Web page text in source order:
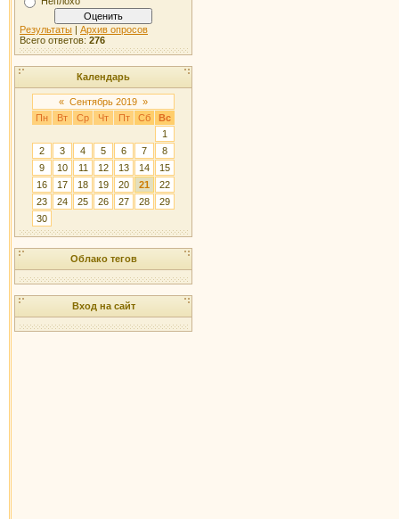
Результаты | Архив опросов
Всего ответов: 276
Календарь
« Сентябрь 2019 »
Пн
Вт Ср Чт Пт Сб
Вс
1
2
3 4 5 6 7
8
9
10 11 12 13 14
15
16
17 18 19 20 21
22
23
24 25 26 27 28
29
30
Облако тегов
Вход на сайт